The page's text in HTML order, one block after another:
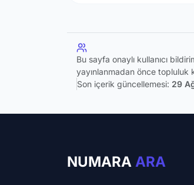
Bu sayfa onaylı kullanıcı
yayınlanmadan önce topluluk
Son içerik güncellemesi: 29
NUMARA ARA